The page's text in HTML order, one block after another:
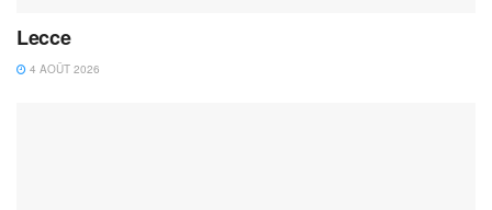
Lecce
4 AOÛT 2026